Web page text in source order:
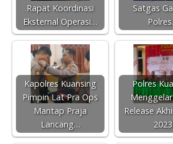
Rapat Koordinasi
Eksternal Operasi…
Satgas
Kapolres Kuansing
Pimpin Lat Pra Ops
Mantap Praja
Lancang…
Polres
Release
2023